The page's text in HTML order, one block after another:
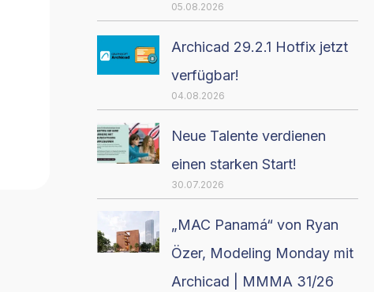
05.08.2026
Archicad 29.2.1 Hotfix jetzt
verfügbar!
04.08.2026
Neue Talente verdienen
einen starken Start!
30.07.2026
„MAC Panamá“ von Ryan
Özer, Modeling Monday mit
Archicad | MMMA 31/26